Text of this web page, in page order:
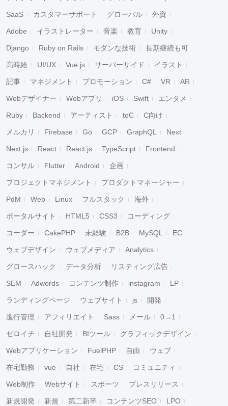
SaaS カスタマーサポート グローバル 外資
Adobe イラストレーター 音楽 教育 Unity
Django Ruby on Rails モダンな技術 長期継続も可
高時給 UI/UX Vue.js サーバーサイド イラスト
記事 マネジメント プロモーション C# VR AR
Webデザイナー Webアプリ iOS Swift エンタメ
Ruby Backend アーティスト toC C向け
メルカリ Firebase Go GCP GraphQL Next
Next.js React React.js TypeScript Frontend
コンサル Flutter Android 企画
プロジェクトマネジメント プロダクトマネージャー
PdM Web Linux フルスタック 海外
ポータルサイト HTML5 CSS3 コーディング
コーダー CakePHP 未経験 B2B MySQL EC
ウェブデザイン ウェブメディア Analytics
グロースハック データ分析 リスティング広告
SEM Adwords コンテンツ制作 instagram LP
ランディングページ ウェブサイト js 開発
進行管理 アフィリエイト Sass メール 0→1
ゼロイチ 自社開発 BIツール グラフィックデザイン
Webアプリケーション FuelPHP 自由 ウェブ
在宅勤務 vue 自社 在宅 CS コミュニティ
Web制作 Webサイト スポーツ プレスリリース
新規開発 新規 第二新卒 コンテンツSEO LPO